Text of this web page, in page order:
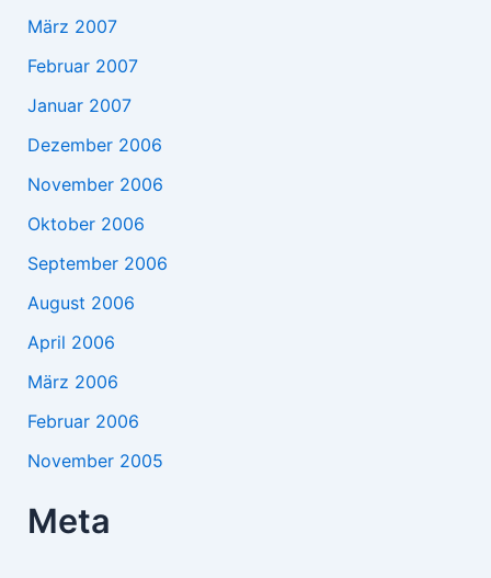
März 2007
Februar 2007
Januar 2007
Dezember 2006
November 2006
Oktober 2006
September 2006
August 2006
April 2006
März 2006
Februar 2006
November 2005
Meta